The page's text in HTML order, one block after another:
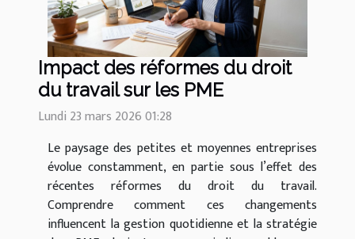
Impact des réformes du droit
du travail sur les PME
Lundi 23 mars 2026 01:28
Le paysage des petites et moyennes entreprises
évolue constamment, en partie sous l’effet des
récentes réformes du droit du travail.
Comprendre comment ces changements
influencent la gestion quotidienne et la stratégie